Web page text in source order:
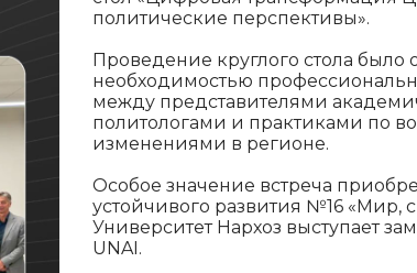
политические перспективы».
Проведение круглого стола было
необходимостью
между представителями
политологами и практиками по
изменениями в регионе.
Особое значение встреча
устойчивого развития №16 «Мир,
Университет Нархоз выступает
UNAI.